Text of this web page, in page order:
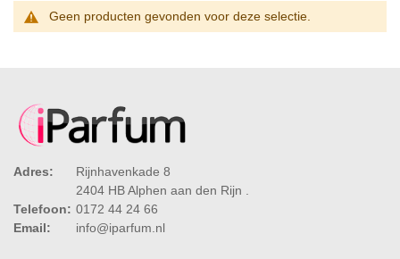
Geen producten gevonden voor deze selectie.
Adres:
Rijnhavenkade 8
2404 HB Alphen aan den Rijn .
Telefoon: 0172 44 24 66
Email:
info@iparfum.nl